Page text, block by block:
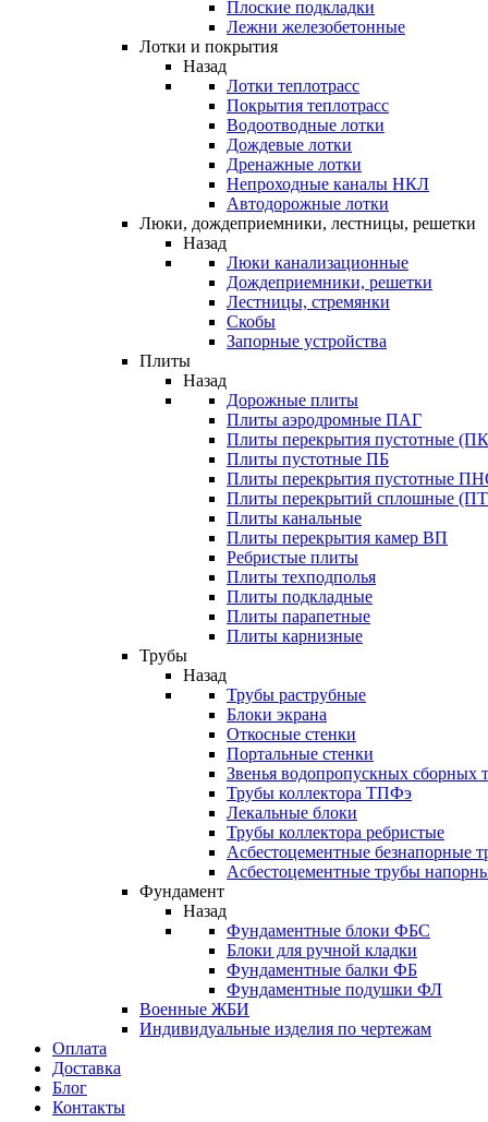
Плоские подкладки
Лежни железобетонные
Лотки и покрытия
Назад
Лотки теплотрасс
Покрытия теплотрасс
Водоотводные лотки
Дождевые лотки
Дренажные лотки
Непроходные каналы НКЛ
Автодорожные лотки
Люки, дождеприемники, лестницы, решетки
Назад
Люки канализационные
Дождеприемники, решетки
Лестницы, стремянки
Скобы
Запорные устройства
Плиты
Назад
Дорожные плиты
Плиты аэродромные ПАГ
Плиты перекрытия пустотные
Плиты пустотные ПБ
Плиты перекрытия пустотные
Плиты перекрытий сплошные
Плиты канальные
Плиты перекрытия камер ВП
Ребристые плиты
Плиты техподполья
Плиты подкладные
Плиты парапетные
Плиты карнизные
Трубы
Назад
Трубы раструбные
Блоки экрана
Откосные стенки
Портальные стенки
Звенья водопропускных сборных
Трубы коллектора ТПФэ
Лекальные блоки
Трубы коллектора ребристые
Асбестоцементные безнапорные
Асбестоцементные трубы
Фундамент
Назад
Фундаментные блоки ФБС
Блоки для ручной кладки
Фундаментные балки ФБ
Фундаментные подушки ФЛ
Военные ЖБИ
Индивидуальные изделия по чертежам
Оплата
Доставка
Блог
Контакты